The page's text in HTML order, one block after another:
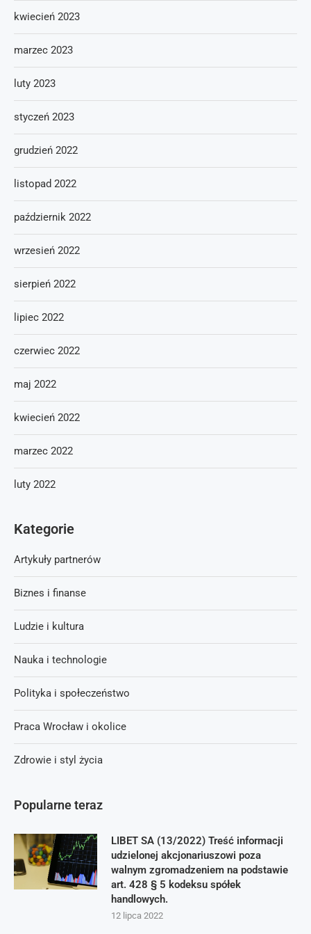
Popularne teraz
LIBET SA (13/2022) Treść informacji
udzielonej akcjonariuszowi poza
walnym zgromadzeniem na podstawie
art. 428 § 5 kodeksu spółek
handlowych.
12 lipca 2022
kwiecień 2023
marzec 2023
luty 2023
styczeń 2023
grudzień 2022
listopad 2022
październik 2022
wrzesień 2022
sierpień 2022
lipiec 2022
czerwiec 2022
maj 2022
kwiecień 2022
marzec 2022
luty 2022
Kategorie
Artykuły partnerów
Biznes i finanse
Ludzie i kultura
Nauka i technologie
Polityka i społeczeństwo
Praca Wrocław i okolice
Zdrowie i styl życia